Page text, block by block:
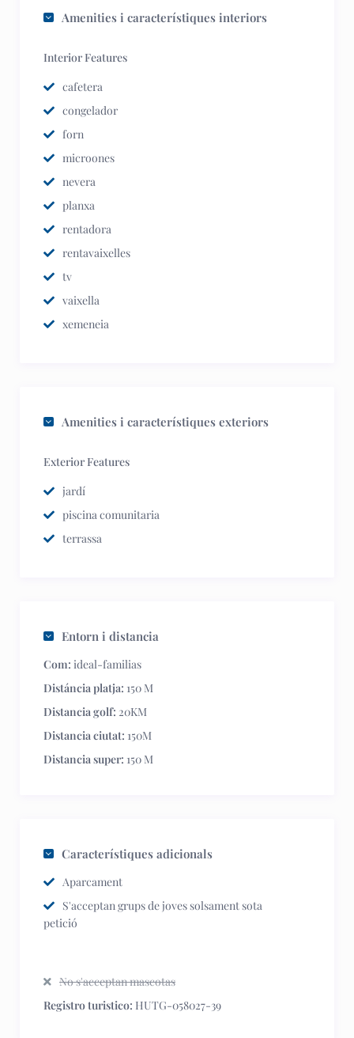
Amenities i característiques interiors
Interior Features
cafetera
congelador
forn
microones
nevera
planxa
rentadora
rentavaixelles
tv
vaixella
xemeneia
Amenities i característiques exteriors
Exterior Features
jardí
piscina comunitaria
terrassa
Entorn i distancia
Com: ideal-familias
Distáncia platja: 150 M
Distancia golf: 20KM
Distancia ciutat: 150M
Distancia super: 150 M
Característiques adicionals
Aparcament
S'acceptan grups de joves solsament sota
petició
No s'acceptan mascotas
Registro turistico: HUTG-058027-39